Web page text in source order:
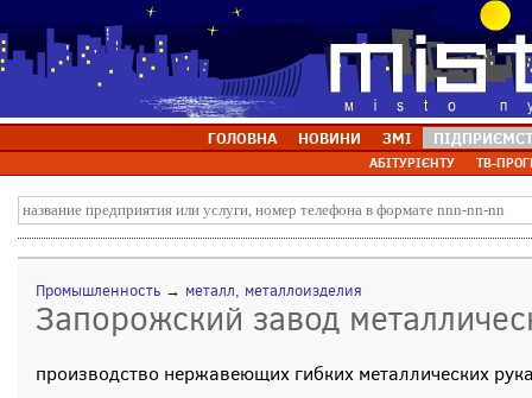
ГОЛОВНА НОВИНИ ЗМІ
АБІТУРІЄНТУ ТВ-
Промышленность → металл, металлоизделия
Запорожский завод
производство нержавеющих гибких металлических